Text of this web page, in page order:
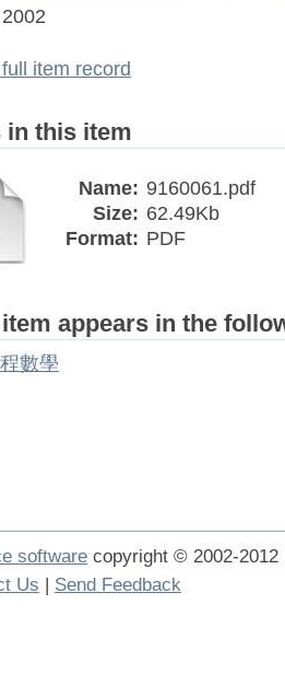
2002
item record
in this item
Name: 9160061.pdf
Size: 62.49Kb
Format: PDF
appears in the
數學
software copyright © 2002-2012
Us | Send Feedback